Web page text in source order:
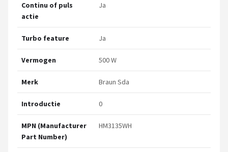
Continu of puls
actie
Ja
Turbo feature Ja
Vermogen 500 W
Merk Braun Sda
Introductie 0
MPN (Manufacturer
Part Number)
HM3135WH